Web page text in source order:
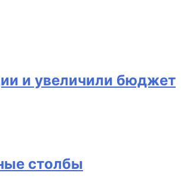
и увеличили бюджет
столбы